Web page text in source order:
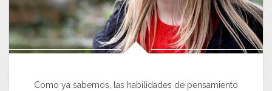
Como ya sabemos, las habilidades de pensamiento